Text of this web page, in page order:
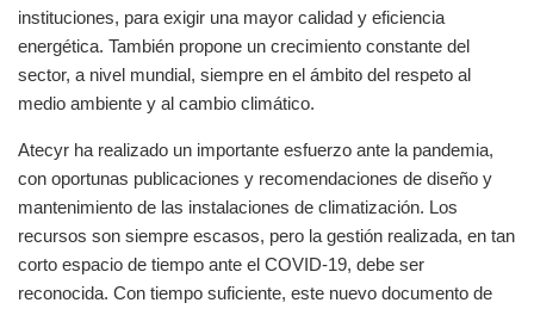
instituciones, para exigir una mayor calidad y eficiencia
energética. También propone un crecimiento constante del
sector, a nivel mundial, siempre en el ámbito del respeto al
medio ambiente y al cambio climático.
Atecyr ha realizado un importante esfuerzo ante la pandemia,
con oportunas publicaciones y recomendaciones de diseño y
mantenimiento de las instalaciones de climatización. Los
recursos son siempre escasos, pero la gestión realizada, en tan
corto espacio de tiempo ante el COVID-19, debe ser
reconocida. Con tiempo suficiente, este nuevo documento de